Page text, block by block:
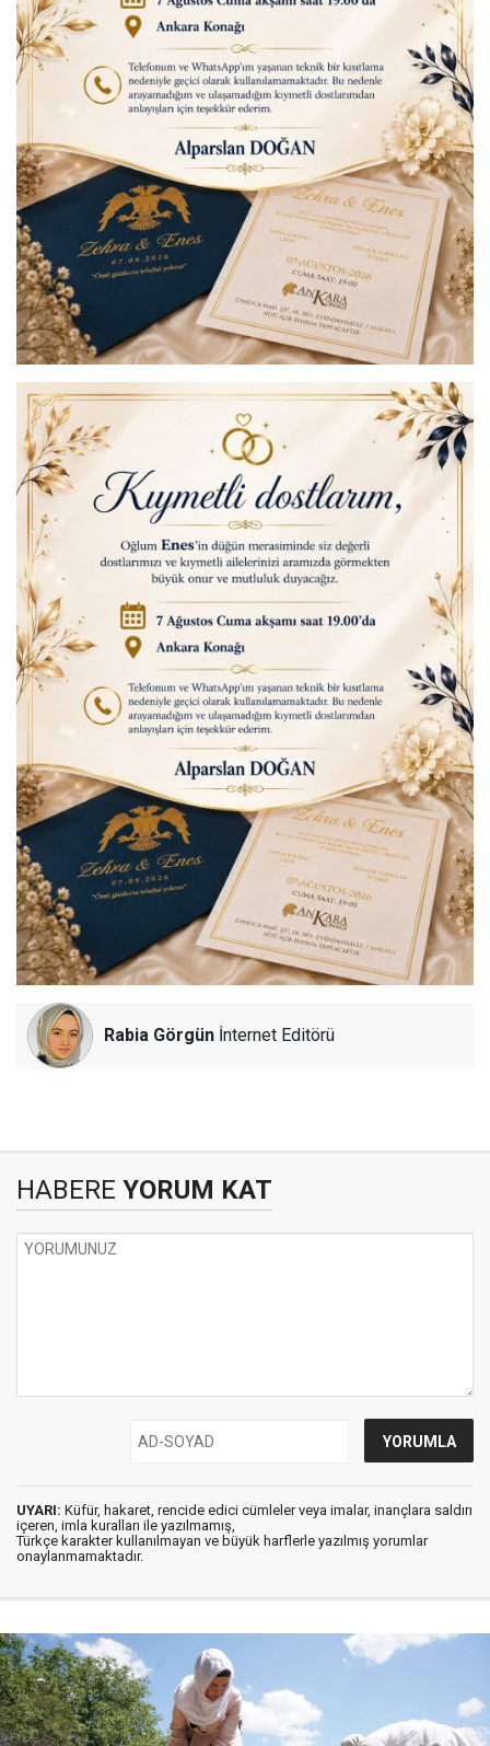
Rabia Görgün İnternet Editörü
HABERE YORUM KAT
UYARI: Küfür, hakaret, rencide edici cümleler veya imalar, inançlara saldırı
içeren, imla kuralları ile yazılmamış,
Türkçe karakter kullanılmayan ve büyük harflerle yazılmış yorumlar
onaylanmamaktadır.